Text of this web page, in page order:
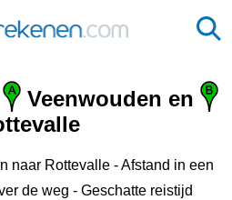
Veenwouden en
naar Rottevalle - Afstand in een
de weg - Geschatte reistijd